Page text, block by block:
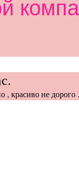
, красиво не дорого